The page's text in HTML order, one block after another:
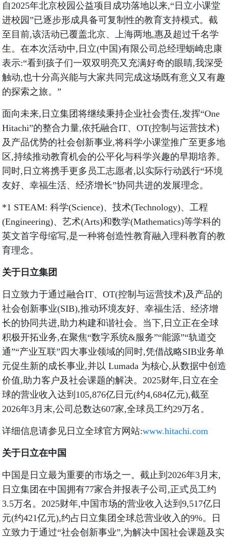
自2025年北京校园公益项目成功落地以来,“日立小课堂
进校园”已逐步形成具备可复制性的教育支持模式。截
至目前,该活动已覆盖北京、上海两地,惠及超过千名学
生。在本次活动中,日立(中国)有限公司总经理蛎崎忠康
表示:“看到孩子们一双双明亮又充满好奇的眼睛,我深受
触动,也十分高兴能与大家共同完成这场既有意义又有趣
的探索之旅。”
面向未来,日立集团将继续秉持企业社会责任,发挥“One
Hitachi”的整合力量,依托融合IT、OT(控制与运营技术)
及产品优势的社会创新事业,将科学小课堂推广至更多地
区,持续推动教育机会的公平化与科学兴趣的早期培养。
同时,日立将携手更多员工志愿者,以实际行动践行“环境
友好、幸福生活、经济增长”协同共进的发展理念。
*1 STEAM: 科学(Science)、技术(Technology)、工程
(Engineering)、艺术(Arts)和数学(Mathematics)等学科的
英文首字母缩写,是一种将创造性教育融入理科教育的教
育理念。
关于日立集团
日立致力于通过融合IT、OT(控制与运营技术)及产品的
社会创新事业(SIB),推动环境友好、幸福生活、经济增
长的协同共进,助力构建和谐社会。当下,日立正在全球
积极开拓业务,在聚焦“数字系统&服务”“能源”“轨道交
通”“产业互联”四大事业领域的同时,凭借战略SIB业务单
元促生新的成长事业,并以 Lumada 为核心,从数据中创造
价值,助力客户及社会课题的解决。2025财年,日立在全
球的营业收入达到105,876亿日元(约4,684亿元),截至
2026年3月末,公司总数达607家,全球员工约29万名。
详细信息请参见日立全球官方网站:www.hitachi.com
关于日立在中国
中国是日立最为重要的市场之一。截止到2026年3月末,
日立集团在中国拥有77家合并报表子公司,正式员工约
3.5万名。2025财年,中国市场的营业收入达到9,517亿日
元(约421亿元),约占日立集团全球总营业收入的9%。日
立致力于通过“社会创新事业”,为解决中国社会课题及实